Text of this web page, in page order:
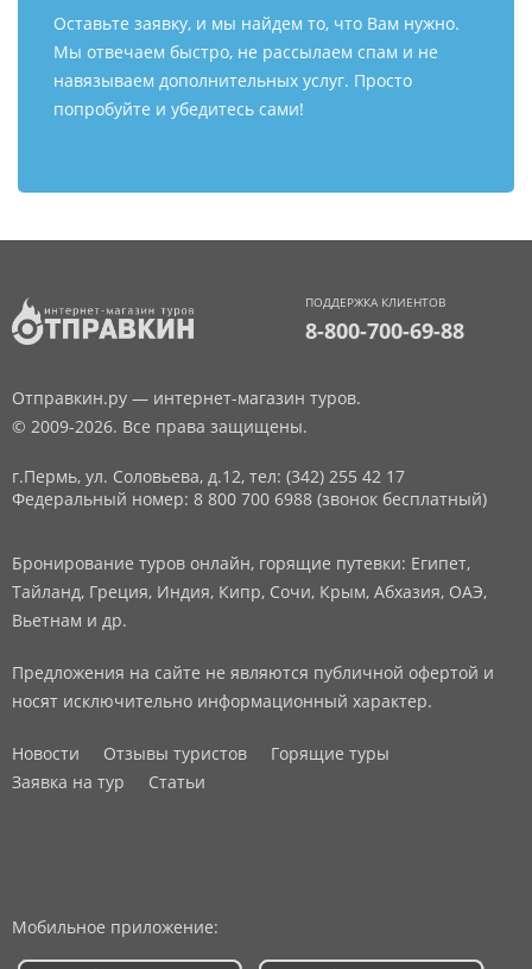
Оставьте заявку, и мы найдем то, что Вам нужно.
Мы отвечаем быстро, не рассылаем спам и не
навязываем дополнительных услуг. Просто
попробуйте и убедитесь сами!
ПОДДЕРЖКА КЛИЕНТОВ
8-800-700-69-88
Отправкин.ру — интернет-магазин туров.
© 2009-2026. Все права защищены.
г.Пермь, ул. Соловьева, д.12, тел: (342) 255 42 17
Федеральный номер: 8 800 700 6988 (звонок бесплатный)
Бронирование туров онлайн, горящие путевки: Египет,
Тайланд, Греция, Индия, Кипр, Сочи, Крым, Абхазия, ОАЭ,
Вьетнам и др.
Предложения на сайте не являются публичной офертой и
носят исключительно информационный характер.
Новости Отзывы туристов
Горящие туры
Заявка на тур
Статьи
Мобильное приложение: